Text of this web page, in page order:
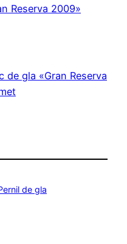
Reserva 2009»
de gla «Gran Reserva
de gla